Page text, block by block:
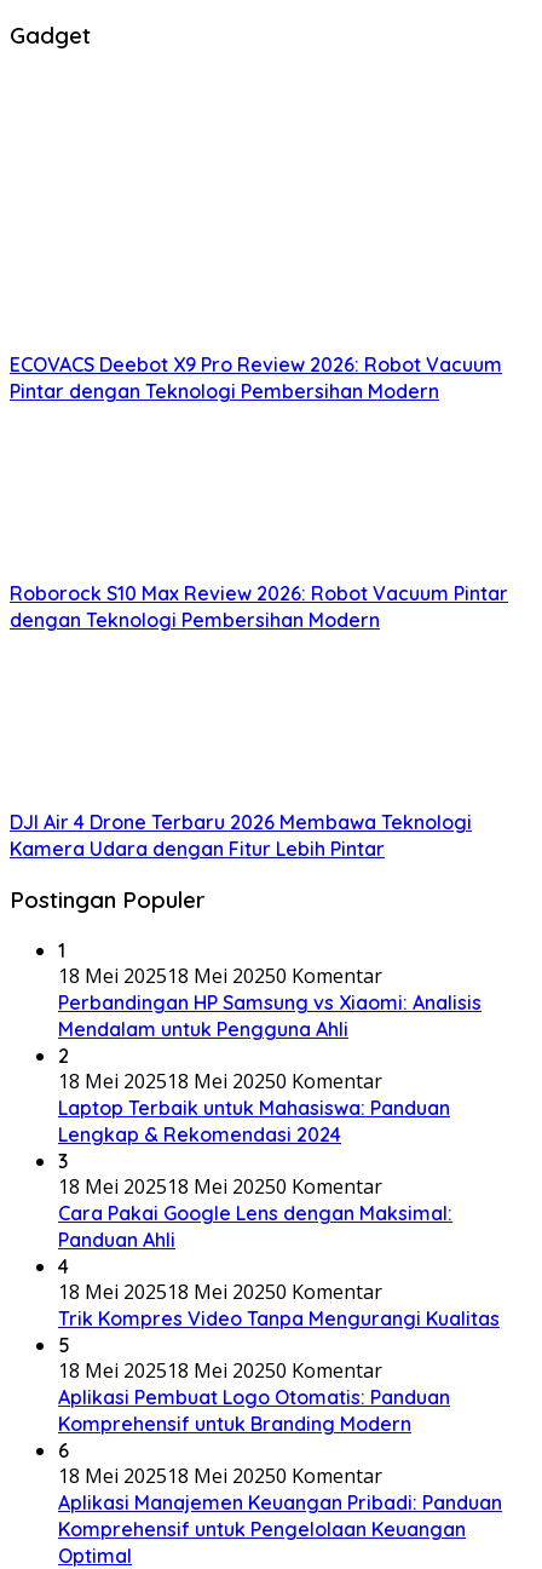
Gadget
ECOVACS Deebot X9 Pro Review 2026: Robot Vacuum
Pintar dengan Teknologi Pembersihan Modern
Roborock S10 Max Review 2026: Robot Vacuum Pintar
dengan Teknologi Pembersihan Modern
DJI Air 4 Drone Terbaru 2026 Membawa Teknologi
Kamera Udara dengan Fitur Lebih Pintar
Postingan Populer
1
18 Mei 202518 Mei 20250 Komentar
Perbandingan HP Samsung vs Xiaomi: Analisis
Mendalam untuk Pengguna Ahli
2
18 Mei 202518 Mei 20250 Komentar
Laptop Terbaik untuk Mahasiswa: Panduan
Lengkap & Rekomendasi 2024
3
18 Mei 202518 Mei 20250 Komentar
Cara Pakai Google Lens dengan Maksimal:
Panduan Ahli
4
18 Mei 202518 Mei 20250 Komentar
Trik Kompres Video Tanpa Mengurangi Kualitas
5
18 Mei 202518 Mei 20250 Komentar
Aplikasi Pembuat Logo Otomatis: Panduan
Komprehensif untuk Branding Modern
6
18 Mei 202518 Mei 20250 Komentar
Aplikasi Manajemen Keuangan Pribadi: Panduan
Komprehensif untuk Pengelolaan Keuangan
Optimal